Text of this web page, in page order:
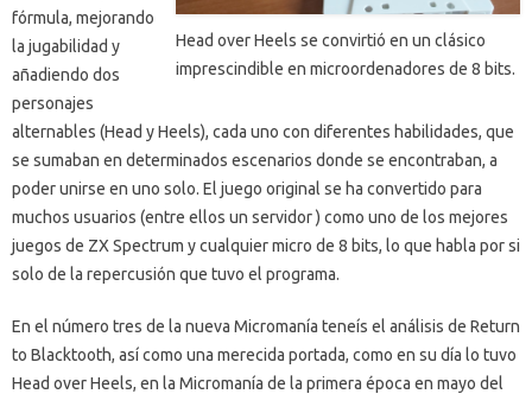
Head over Heels se convirtió en un clásico
imprescindible en microordenadores de 8 bits.
fórmula, mejorando
la jugabilidad y
añadiendo dos
personajes
alternables (Head y Heels), cada uno con diferentes habilidades, que
se sumaban en determinados escenarios donde se encontraban, a
poder unirse en uno solo. El juego original se ha convertido para
muchos usuarios (entre ellos un servidor ) como uno de los mejores
juegos de ZX Spectrum y cualquier micro de 8 bits, lo que habla por si
solo de la repercusión que tuvo el programa.
En el número tres de la nueva Micromanía teneís el análisis de Return
to Blacktooth, así como una merecida portada, como en su día lo tuvo
Head over Heels, en la Micromanía de la primera época en mayo del